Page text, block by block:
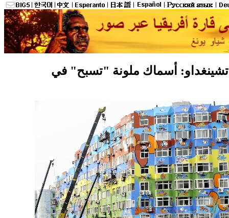
تشينغداو: أسماك ملونة "تسبح" في